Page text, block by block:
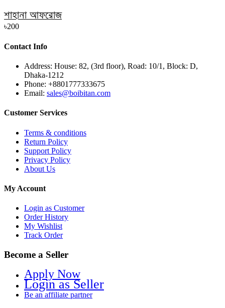
শাহানা আফরোজ
৳200
Contact Info
Address: House: 82, (3rd floor), Road: 10/1, Block: D,
Dhaka-1212
Phone: +8801777333675
Email: sales@boibitan.com
Customer Services
Terms & conditions
Return Policy
Support Policy
Privacy Policy
About Us
My Account
Login as Customer
Order History
My Wishlist
Track Order
Become a Seller
Apply Now
Login as Seller
Be an affiliate partner